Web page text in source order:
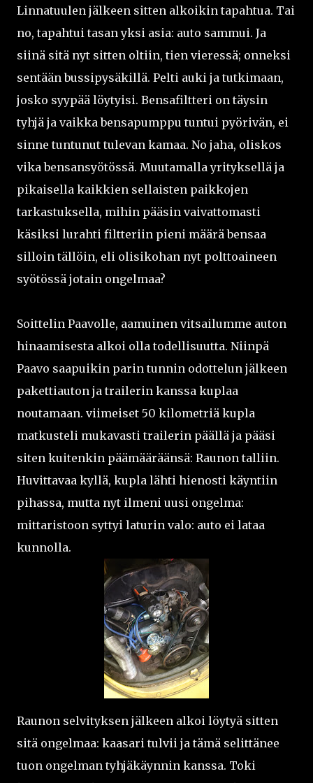
Linnatuulen jälkeen sitten alkoikin tapahtua. Tai
no, tapahtui tasan yksi asia: auto sammui. Ja
siinä sitä nyt sitten oltiin, tien vieressä; onneksi
sentään bussipysäkillä. Pelti auki ja tutkimaan,
josko syypää löytyisi. Bensafiltteri on täysin
tyhjä ja vaikka bensapumppu tuntui pyörivän, ei
sinne tuntunut tulevan kamaa. No jaha, oliskos
vika bensansyötössä. Muutamalla yrityksellä ja
pikaisella kaikkien sellaisten paikkojen
tarkastuksella, mihin pääsin vaivattomasti
käsiksi lurahti filtteriin pieni määrä bensaa
silloin tällöin, eli olisikohan nyt polttoaineen
syötössä jotain ongelmaa?
Soittelin Paavolle, aamuinen vitsailumme auton
hinaamisesta alkoi olla todellisuutta. Niinpä
Paavo saapuikin parin tunnin odottelun jälkeen
pakettiauton ja trailerin kanssa kuplaa
noutamaan. viimeiset 50 kilometriä kupla
matkusteli mukavasti trailerin päällä ja pääsi
siten kuitenkin päämääräänsä: Raunon talliin.
Huvittavaa kyllä, kupla lähti hienosti käyntiin
pihassa, mutta nyt ilmeni uusi ongelma:
mittaristoon syttyi laturin valo: auto ei lataa
kunnolla.
Raunon selvityksen jälkeen alkoi löytyä sitten
sitä ongelmaa: kaasari tulvii ja tämä selittänee
tuon ongelman tyhjäkäynnin kanssa. Toki